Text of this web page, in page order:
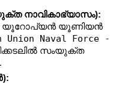
നാവികാഭ്യാസം):
യൂറോപ്യൻ യൂണിയൻ
Union Naval Force -
സംയുക്ത